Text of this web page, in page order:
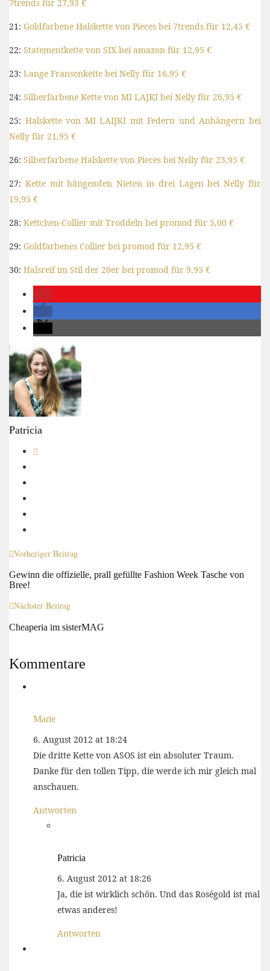
7trends für 27,93 €
21: Goldfarbene Halskette von Pieces bei 7trends für 12,45 €
22: Statementkette von SIX bei amazon für 12,95 €
23: Lange Fransenkette bei Nelly für 16,95 €
24: Silberfarbene Kette von MI LAJKI bei Nelly für 26,95 €
25: Halskette von MI LAIJKI mit Federn und Anhängern bei
Nelly für 21,95 €
26: Silberfarbene Halskette von Pieces bei Nelly für 23,95 €
27: Kette mit hängenden Nieten in drei Lagen bei Nelly für
19,95 €
28: Kettchen-Collier mit Troddeln bei promod für 5,00 €
29: Goldfarbenes Collier bei promod für 12,95 €
30: Halsreif im Stil der 20er bei promod für 9,95 €
Patricia
Vorheriger Beitrag
Gewinn die offizielle, prall gefüllte Fashion Week Tasche von
Bree!
Nächster Beitrag
Cheaperia im sisterMAG
Kommentare
Marie
6. August 2012 at 18:24
Die dritte Kette von ASOS ist ein absoluter Traum.
Danke für den tollen Tipp, die werde ich mir gleich mal
anschauen.
Antworten
Patricia
6. August 2012 at 18:26
Ja, die ist wirklich schön. Und das Roségold ist mal
etwas anderes!
Antworten